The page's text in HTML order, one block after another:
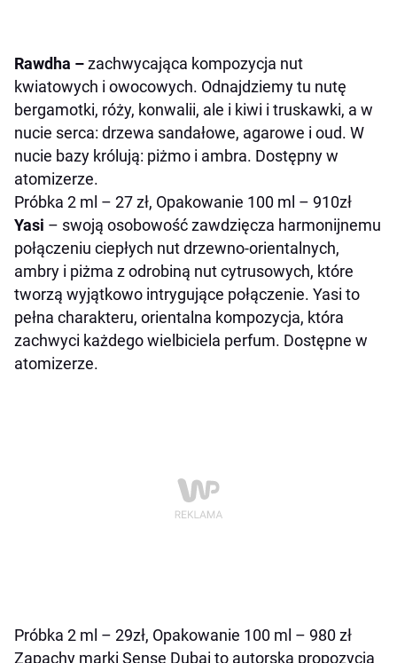
Rawdha –zachwycająca kompozycja nut
kwiatowych i owocowych. Odnajdziemy tu nutę
bergamotki, róży, konwalii, ale i kiwi i truskawki, a w
nucie serca: drzewa sandałowe, agarowe i oud. W
nucie bazy królują: piżmo i ambra. Dostępny w
atomizerze.
Próbka 2 ml – 27 zł, Opakowanie 100 ml – 910zł
Yasi – swoją osobowość zawdzięcza harmonijnemu
połączeniu ciepłych nut drzewno-orientalnych,
ambry i piżma z odrobiną nut cytrusowych, które
tworzą wyjątkowo intrygujące połączenie. Yasi to
pełna charakteru, orientalna kompozycja, która
zachwyci każdego wielbiciela perfum. Dostępne w
atomizerze.
Próbka 2 ml – 29zł, Opakowanie 100 ml – 980 zł
Zapachy marki Sense Dubai to autorska propozycja